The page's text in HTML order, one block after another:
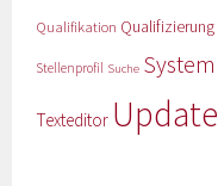
Qualifikation Qualifizierung
Stellenprofil Suche System
Texteditor Update